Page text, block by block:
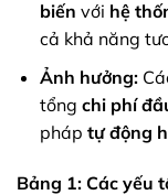
biến với hệ
cả khả năng
Ảnh hưởng:
tổng chi phí
pháp tự động
Bảng 1: Các yếu